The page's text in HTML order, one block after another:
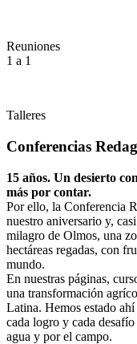
Reuniones
1 a 1
Talleres
Conferencias
15 años. Un desierto
más por contar.
Por ello, la Conferencia
nuestro aniversario y,
milagro de Olmos, una
hectáreas regadas, con
mundo.
En nuestras páginas,
una transformación
Latina. Hemos estado
cada logro y cada
agua y por el campo.